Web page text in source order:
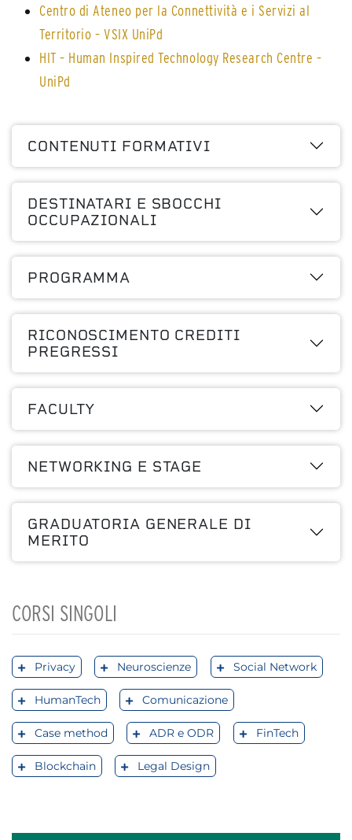
Centro di Ateneo per la Connettività e i Servizi al
Territorio – VSIX UniPd
HIT – Human Inspired Technology Research Centre –
UniPd
CONTENUTI FORMATIVI
DESTINATARI E SBOCCHI
OCCUPAZIONALI
PROGRAMMA
RICONOSCIMENTO CREDITI
PREGRESSI
FACULTY
NETWORKING E STAGE
GRADUATORIA GENERALE DI
MERITO
CORSI SINGOLI
Privacy Neuroscienze Social Network
HumanTech Comunicazione
Case method ADR e ODR FinTech
Blockchain Legal Design